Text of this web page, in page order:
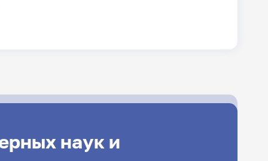
наук и